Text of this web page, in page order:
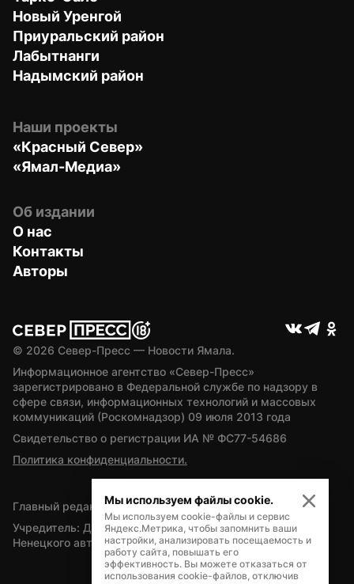
Новый Уренгой
Приуральский район
Лабытнанги
Надымский район
Наши проекты
«Красный Север»
«Ямал-Медиа»
Об издании
О нас
Контакты
Авторы
© 2026 Север-Пресс — Новости Ямала.
Информационное агентство «Север-Пресс»
зарегистрировано в Федеральной службе по надзору в
сфере связи, информационных технологий и массовых
коммуникаций (Роскомнадзор) 09 июля 2013 года
Свидетельство о регистрации ИА № ФС77-54686
Политика конфиденциальности.
Главный редактор — А.Л. Поздеев
Учредитель: Департамент внутренней политики Ямало-
Ненецкого автономного округа
Мы используем файлы cookie.
Мы используем cookie-файлы и сервис
Яндекс.Метрика, чтобы запомнить ваши
настройки, анализировать посещаемость и
работу сайта, повышать его
эффективность. Вы можете отказаться от
использования cookie-файлов, отключив